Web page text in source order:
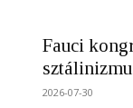
Fauci
2026-07-30